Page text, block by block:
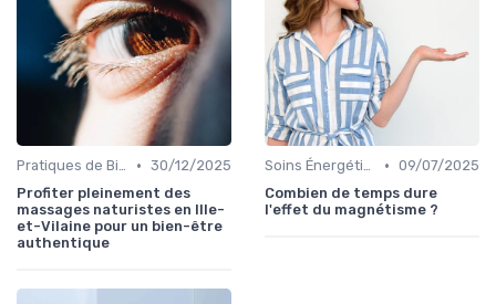
Pratiques de Bien-être Anciennes • 30/12/2025
Profiter pleinement des
massages naturistes en Ille-
et-Vilaine pour un bien-être
authentique
Soins Énergétiques • 09/07/2025
Combien de temps dure
l'effet du magnétisme ?